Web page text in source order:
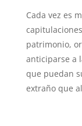
Cada vez es
patrimonio,
anticiparse a
que puedan
extraño que